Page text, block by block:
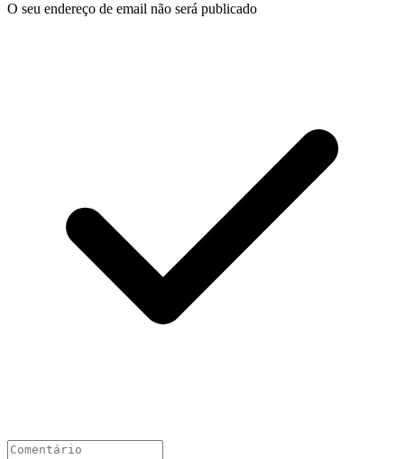
O seu endereço de email não será publicado